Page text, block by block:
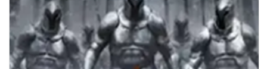
ODYSEJA
06.08.2026